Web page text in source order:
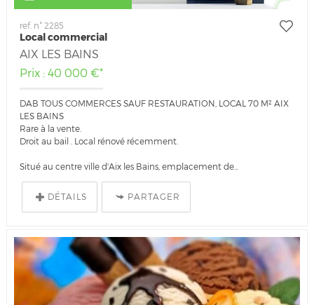
ref. n° 2285
Local commercial
AIX LES BAINS
Prix : 40 000 €*
DAB TOUS COMMERCES SAUF RESTAURATION, LOCAL 70 M² AIX
LES BAINS
Rare à la vente.
Droit au bail . Local rénové récemment.
Situé au centre ville d'Aix les Bains, emplacement de...
DÉTAILS PARTAGER